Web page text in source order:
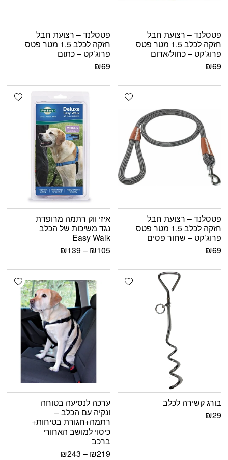
פטסלנד – רצועת חבל
חזקה לכלב 1.5 מטר פטס
פרוג’קט – כחול/אדום
₪69
פטסלנד – רצועת חבל
חזקה לכלב 1.5 מטר פטס
פרוג’קט – כתום
₪69
Add wishlist
פטסלנד – רצועת חבל
חזקה לכלב 1.5 מטר פטס
פרוג’קט – שחור פסים
₪69
איזי ווק רתמה מרופדת
נגד משיכות של הכלב
Easy Walk
₪105
–
₪139
Add wishlist
בורג קשירה לכלב
₪29
ערכה לנסיעה בטוחה
ונקיה עם הכלב –
רתמה+חגורת בטיחות+
כיסוי למושב האחורי
ברכב
₪219
–
₪243